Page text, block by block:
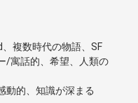
複数時代の物語、SF
/寓話的、希望、人類の
動的、知識が深まる